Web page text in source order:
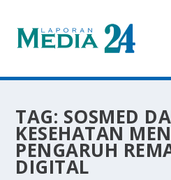
TAG: SOSMED
KESEHATAN
PENGARUH
DIGITAL